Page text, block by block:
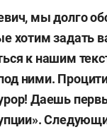
мы долго
хотим задать
к нашим
ними.
Даешь